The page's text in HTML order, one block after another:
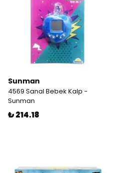
Sunman
4569 Sanal Bebek Kalp -
Sunman
₺ 214.18